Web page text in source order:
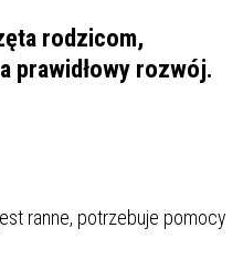
rodzicom,
prawidłowy rozwój.
ranne, potrzebuje pomocy